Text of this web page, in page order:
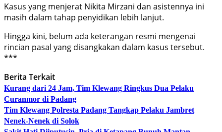
Kasus yang menjerat Nikita Mirzani dan asistennya ini
masih dalam tahap penyidikan lebih lanjut.
Hingga kini, belum ada keterangan resmi mengenai
rincian pasal yang disangkakan dalam kasus tersebut.
***
Berita Terkait
Kurang dari 24 Jam, Tim Klewang Ringkus Dua Pelaku
Curanmor di Padang
Tim Klewang Polresta Padang Tangkap Pelaku Jambret
Nenek-Nenek di Solok